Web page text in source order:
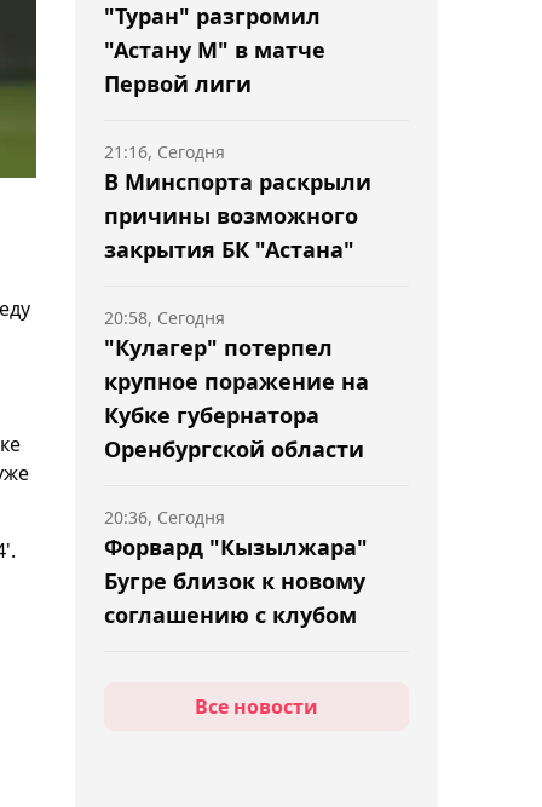
"Туран" разгромил
"Астану М" в матче
Первой лиги
В Минспорта раскрыли
причины возможного
закрытия БК "Астана"
21:16, Сегодня
"Кулагер" потерпел
крупное поражение на
Кубке губернатора
Оренбургской области
20:58, Сегодня
Форвард "Кызылжара"
Бугре близок к новому
соглашению с клубом
20:36, Сегодня
Российский теннисист
Все новости